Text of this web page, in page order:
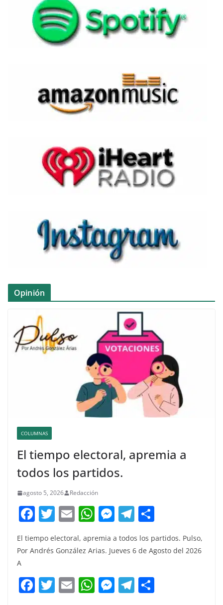
Opinión
COLUMNAS
El tiempo electoral, apremia a
todos los partidos.
agosto 5, 2026 Redacción
F
c
b
o
T
w
itt
E
m
ai
W
at
A
p
M
ss
n
g
T
el
e
a
m
m
p
El tiempo electoral, apremia a todos los partidos. Pulso,
Por Andrés González Arias. Jueves 6 de Agosto del 2026
A
F T E W M T